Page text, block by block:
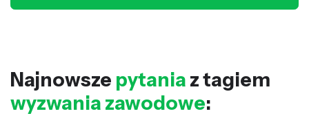
Najnowsze pytania z tagiem
wyzwania zawodowe: